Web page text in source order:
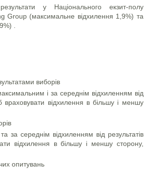
у Національного екзит-полу
Group (максимальне відхилення 1,9%) та
.
виборів
і за середнім відхиленням від
відхилення в більшу і меншу
за середнім відхиленням від результатів
відхилення в більшу і меншу сторону,
опитувань